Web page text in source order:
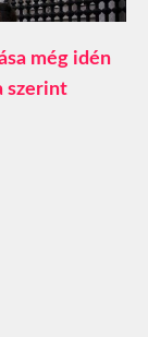
még idén
szerint